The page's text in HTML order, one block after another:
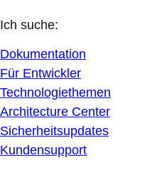
Ich suche:
Dokumentation
Für Entwickler
Technologiethemen
Architecture Center
Sicherheitsupdates
Kundensupport